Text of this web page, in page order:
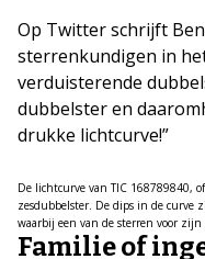
Op Twitter schrijft
sterrenkundigen in
verduisterende
dubbelster en
drukke lichtcurve!”
De lichtcurve van TIC 168789840,
zesdubbelster. De dips in de curve
waarbij een van de sterren voor
Familie of